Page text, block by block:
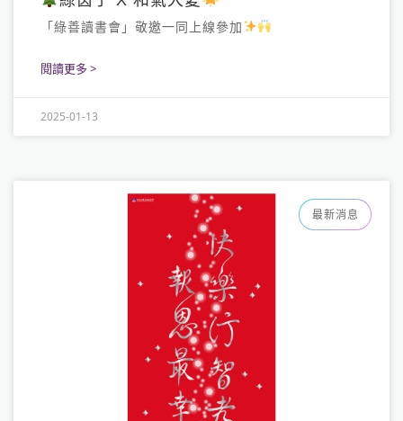
「綠善讀書會」敬邀一同上線參加
閱讀更多 >
2025-01-13
最新消息